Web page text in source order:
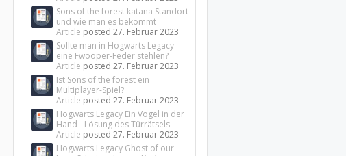
Sons of the forest katana Standort
und wie man es bekommt
Article posted27. Februar 2023
Sollte man in Hogwarts Legacy
eine Fwooper-Feder stehlen?
Article posted27. Februar 2023
Ist Sons of the forest ein
Multiplayer-Spiel?
Article posted27. Februar 2023
Hogwarts Legacy Ein Vogel in der
Hand - Lösung des Türrätsels
Article posted27. Februar 2023
Hogwarts Legacy Ghost of our